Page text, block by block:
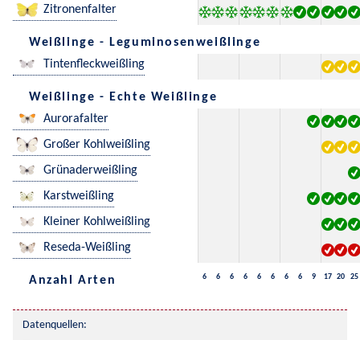
Zitronenfalter
Weißlinge - Leguminosenweißlinge
Tintenfleckweißling
Weißlinge - Echte Weißlinge
Aurorafalter
Großer Kohlweißling
Grünaderweißling
Karstweißling
Kleiner Kohlweißling
Reseda-Weißling
Anzahl Arten 6 6 6 6 6 6 6 6 9 17 20 25
Datenquellen: